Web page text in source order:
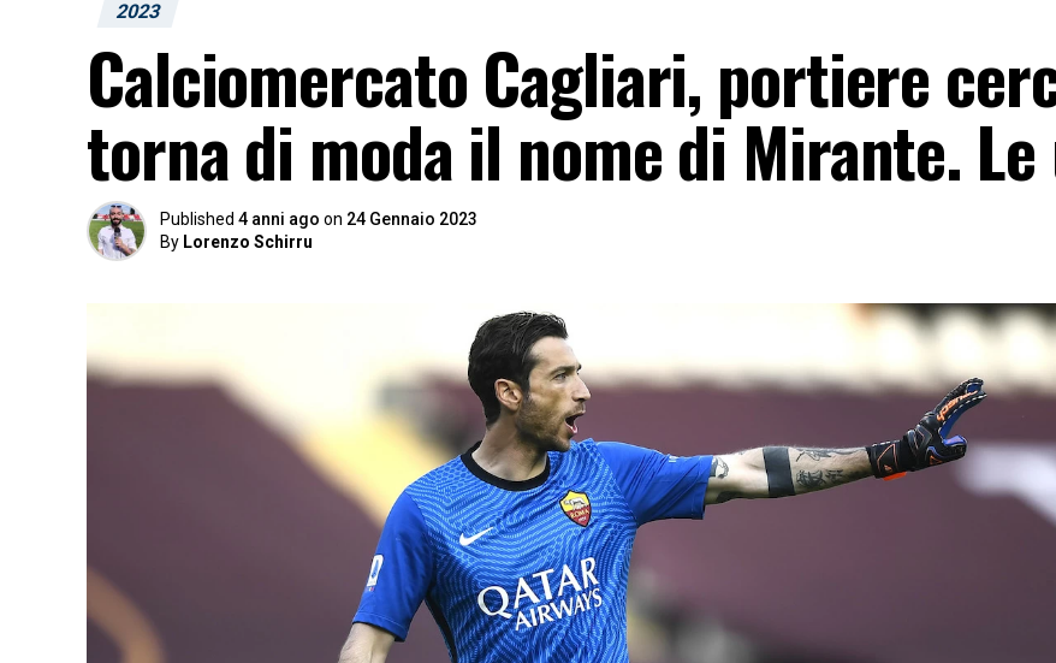
2023
Calciomercato Cagliari, portiere
torna di moda il nome di Mirante.
Published 4 anni ago on 24 Gennaio 2023
By Lorenzo Schirru